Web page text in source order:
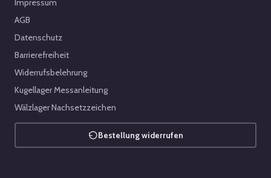
Impressum
AGB
Datenschutz
Barrierefreiheit
Widerrufsbelehrung
Kugellager Messanleitung
Wälzlager Nachsetzzeichen
Bestellung widerrufen